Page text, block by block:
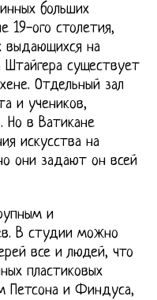
больших
19-ого столетия,
выдающихся на
существует
Отдельный зал
и учеников,
Но в Ватикане
искусства на
они задают он всей
и
В студии можно
все и людей, что
пластиковых
Петсона и Финдуса,